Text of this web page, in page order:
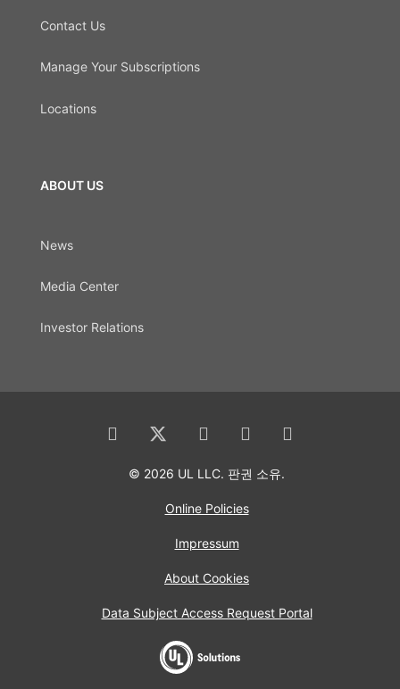
Contact Us
Manage Your Subscriptions
Locations
ABOUT US
News
Media Center
Investor Relations
© 2026 UL LLC. 판권 소유.
Online Policies
Impressum
About Cookies
Data Subject Access Request Portal